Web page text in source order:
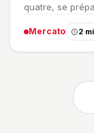
quatre, se
Mercato 2